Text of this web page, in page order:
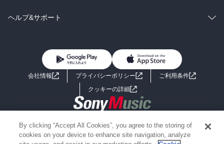
BL・TL
雑誌・グラビア
ラノベ
コミック
ライトノベル 男子向けラノベ
小説
海外小説
ミステリー SF
ヘルプ&サポート
よくあるご質問 お問い合わせ
会社情報 プライバシーポリシー
ご利用条件
クッキーの詳細
Copyright 2017 - 2026 Sony Music Entertainment(Japan) Inc.
Information on the site is for the Japan domestic market only
By clicking “Accept All Cookies”, you agree to the storing of
cookies on your device to enhance site navigation, analyze